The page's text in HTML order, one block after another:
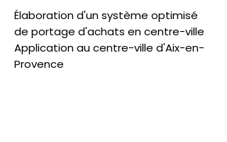
Élaboration d'un système optimisé
de portage d'achats en centre-ville
Application au centre-ville d'Aix-en-
Provence